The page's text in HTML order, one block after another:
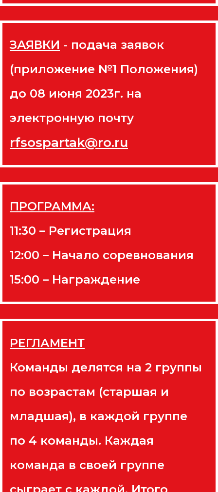
ЗАЯВКИ - подача заявок
(приложение №1 Положения)
до 08 июня 2023г. на
электронную почту
rfsospartak@ro.ru
ПРОГРАММА:
11:30 – Регистрация
12:00 – Начало соревнования
15:00 – Награждение
РЕГЛАМЕНТ
Команды делятся на 2 группы
по возрастам (старшая и
младшая), в каждой группе
по 4 команды. Каждая
команда в своей группе